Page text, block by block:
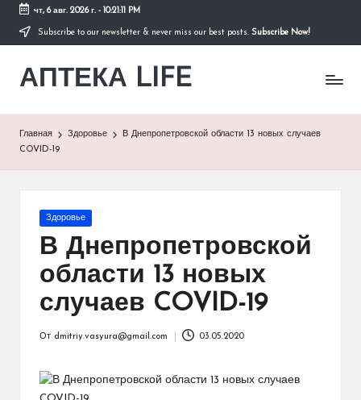
Перейти
содержимому
чт, 6 авг. 2026 г.- 10:21:11 PM
Subscribe to our newsletter & never miss our best posts. Subscribe Now!
АПТЕКА LIFE
сайт
здоровом
Главная Здоровье
В Днепропетровской области 13 новых случаев
COVID-19
Опубликовано
Здоровье
В Днепропетровской
области 13 новых
случаев COVID-19
От dmitriy.vasyura@gmail.com 03.05.2020